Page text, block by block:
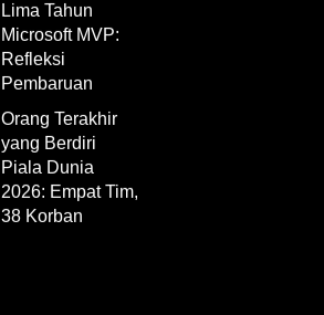
Lima Tahun
Microsoft MVP:
Refleksi
Pembaruan
Orang Terakhir
yang Berdiri
Piala Dunia
2026: Empat Tim,
38 Korban